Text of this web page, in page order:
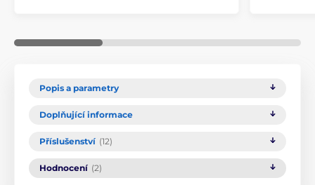
Popis a parametry
Doplňující informace
Příslušenství (12)
Hodnocení (2)